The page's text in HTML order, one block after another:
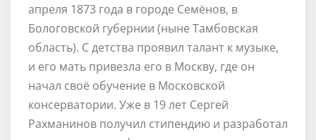
апреля 1873 года в городе Семёнов, в
Бологовской губернии (ныне Тамбовская
область). С детства проявил талант к музыке,
и его мать привезла его в Москву, где он
начал своё обучение в Московской
консерватории. Уже в 19 лет Сергей
Рахманинов получил стипендию и разработал